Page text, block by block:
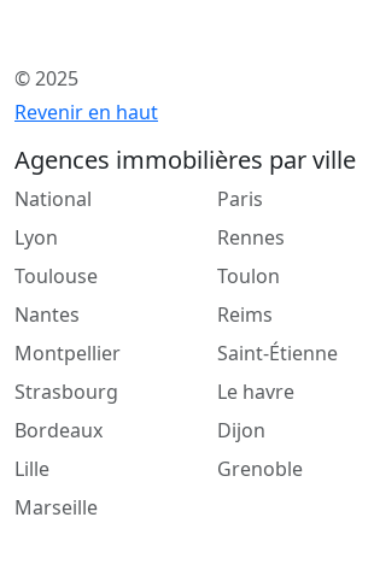
© 2025
Revenir en haut
Agences immobilières par ville
National
Lyon
Toulouse
Nantes
Montpellier
Strasbourg
Bordeaux
Lille
Marseille
Paris
Rennes
Toulon
Reims
Saint-Étienne
Le havre
Dijon
Grenoble